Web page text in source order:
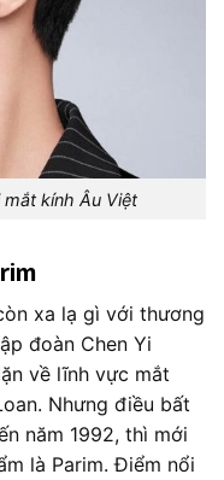
kính Âu Việt
xa lạ gì với thương
đoàn Chen Yi
về lĩnh vực mắt
Nhưng điều bất
năm 1992, thì mới
là Parim. Điểm nổi